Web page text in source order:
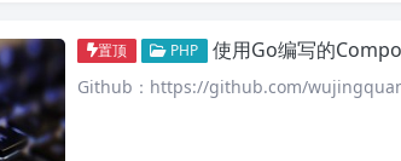
置顶 PHP 使用Go编写的
Github：https://github.com/